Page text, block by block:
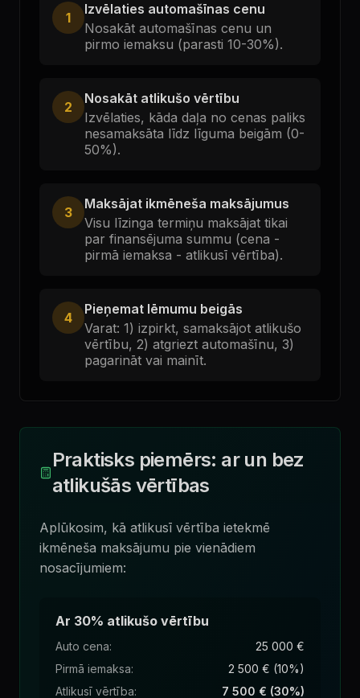
1
Izvēlaties automašīnas cenu
Nosakāt automašīnas cenu un
pirmo iemaksu (parasti 10-30%).
2
Nosakāt atlikušo vērtību
Izvēlaties, kāda daļa no cenas paliks
nesamaksāta līdz līguma beigām (0-
50%).
3
Maksājat ikmēneša maksājumus
Visu līzinga termiņu maksājat tikai
par finansējuma summu (cena -
pirmā iemaksa - atlikusī vērtība).
4
Pieņemat lēmumu beigās
Varat: 1) izpirkt, samaksājot atlikušo
vērtību, 2) atgriezt automašīnu, 3)
pagarināt vai mainīt.
Praktisks piemērs: ar un bez
atlikušās vērtības
Aplūkosim, kā atlikusī vērtība ietekmē
ikmēneša maksājumu pie vienādiem
nosacījumiem:
Ar 30% atlikušo vērtību
Auto cena:
25 000 €
Pirmā iemaksa:
2 500 € (10%)
Atlikusī vērtība: 7 500 € (30%)